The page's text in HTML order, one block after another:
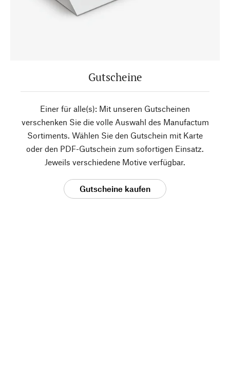
Gutscheine
Einer für alle(s): Mit unseren Gutscheinen
verschenken Sie die volle Auswahl des Manufactum
Sortiments. Wählen Sie den Gutschein mit Karte
oder den PDF-Gutschein zum sofortigen Einsatz.
Jeweils verschiedene Motive verfügbar.
Gutscheine kaufen